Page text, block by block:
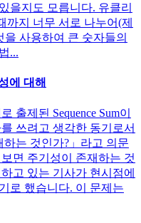
을지도 모릅니다. 유클리
까지 너무 서로 나누어(제
사용하여 큰 숫자들의
...
에 대해
출제된 Sequence Sum이
쓰려고 생각한 동기로서
는 것인가?」라고 의문
면 주기성이 존재하는 것
고 있는 기사가 현시점에
로 했습니다. 이 문제는